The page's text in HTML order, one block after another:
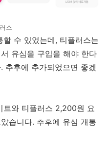
스
수 있었는데, 티플러스는
유심을 구입을 해야 한다
추후에 추가되었으면 좋겠
트와 티플러스 2,200원 요
습니다. 추후에 유심 개통